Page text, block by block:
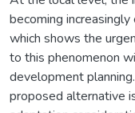
becoming increasingly
which shows the
to this phenomenon
development
proposed alternative